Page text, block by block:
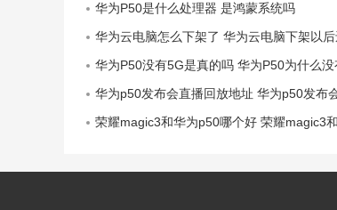
华为P50是什么处理器 是鸿蒙系统吗
华为云电脑怎么下架了 华为云电脑下架以
华为P50没有5G是真的吗 华为P50为什么没
华为p50发布会直播回放地址 华为p50发布会
荣耀magic3和华为p50哪个好 荣耀magic3和华为